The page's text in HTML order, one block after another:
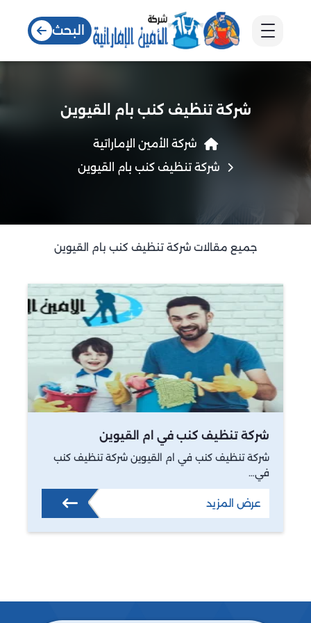
البحث
شركة تنظيف كنب بام القيوين
شركة الأمين الإماراتية
شركة تنظيف كنب بام القيوين
جميع مقالات شركة تنظيف كنب بام القيوين
شركة تنظيف كنب في ام القيوين
شركة تنظيف كنب في ام القيوين شركة تنظيف كنب
في…
عرض المزيد